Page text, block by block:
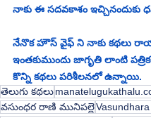
నాకు ఈ సదవకాశం ఇచ్చినందుకు
నేనొక హౌస్ వైఫ్ ని నాకు కథలు
ఇంతకుముందు జాగృతి లాంటి
కొన్ని కథలు పరిశీలనలో ఉన్నాయి.
తెలుగు కథలు
వసుంధర రాణి మునిపల్లె